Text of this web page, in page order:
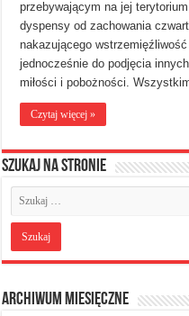
przebywającym na jej
dyspensy od zachowania
nakazującego
jednocześnie do podjęcia
miłości i pobożności.
Czytaj więcej »
Szukaj na stronie
Archiwum miesięczne